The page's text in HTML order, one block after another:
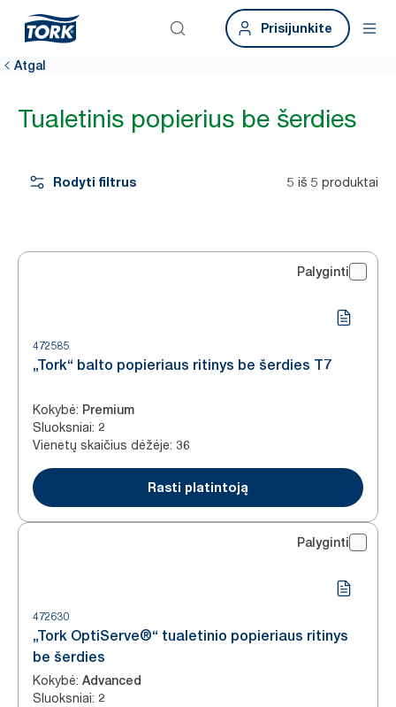
Prisijunkite
Atgal
Tualetinis popierius be šerdies
Rodyti filtrus 5 iš 5 produktai
Palyginti
472585
„Tork“ balto popieriaus ritinys be šerdies T7
Kokybė: Premium
Sluoksniai: 2
Vienetų skaičius dėžėje: 36
Rasti platintoją
Palyginti
472630
„Tork OptiServe®“ tualetinio popieriaus ritinys
be šerdies
Kokybė: Advanced
Sluoksniai: 2